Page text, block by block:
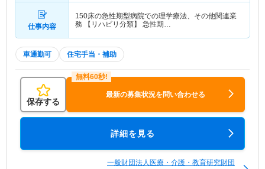
仕事内容
150床の急性期型病院での理学療法、その他関連業
務 【リハビリ分類】 急性期…
車通勤可 住宅手当・補助
保存する
最新の募集状況を問い合わせる
詳細を見る
一般財団法人医療・介護・教育研究財団